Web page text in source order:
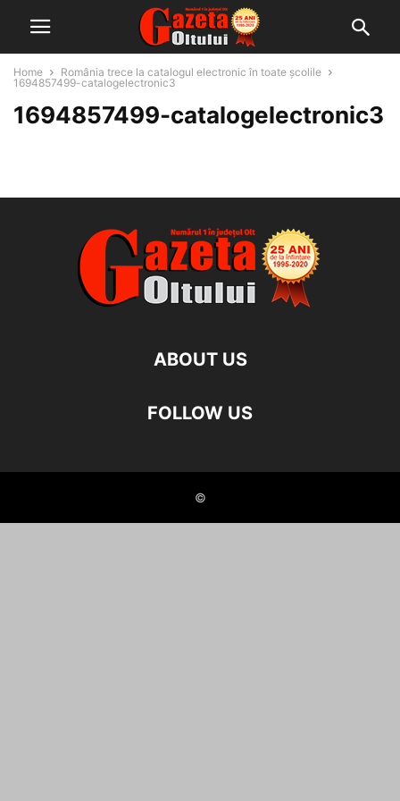
Home
România trece la catalogul electronic în toate școlile
1694857499-catalogelectronic3
1694857499-catalogelectronic3
ABOUT US
FOLLOW US
©